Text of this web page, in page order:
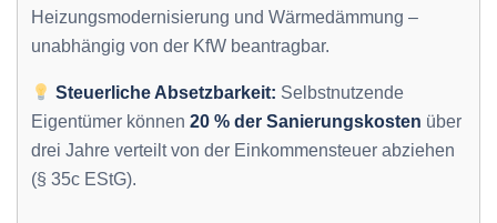
Heizungsmodernisierung und Wärmedämmung –
unabhängig von der KfW beantragbar.
Steuerliche Absetzbarkeit: Selbstnutzende
Eigentümer können 20 % der Sanierungskosten über
drei Jahre verteilt von der Einkommensteuer abziehen
(§ 35c EStG).